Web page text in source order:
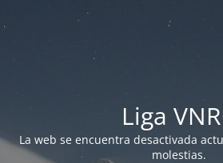
Liga
La web se encuentra desactivada
molestias.